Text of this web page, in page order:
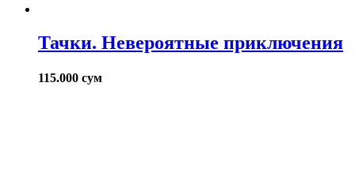
Тачки. Невероятные приключения
115.000 сум